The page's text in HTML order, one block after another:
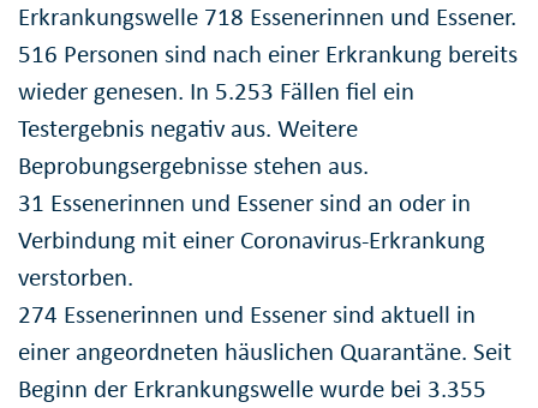
Erkrankungswelle 718 Essenerinnen und Essener.
516 Personen sind nach einer Erkrankung bereits
wieder genesen. In 5.253 Fällen fiel ein
Testergebnis negativ aus. Weitere
Beprobungsergebnisse stehen aus.
31 Essenerinnen und Essener sind an oder in
Verbindung mit einer Coronavirus-Erkrankung
verstorben.
274 Essenerinnen und Essener sind aktuell in
einer angeordneten häuslichen Quarantäne. Seit
Beginn der Erkrankungswelle wurde bei 3.355